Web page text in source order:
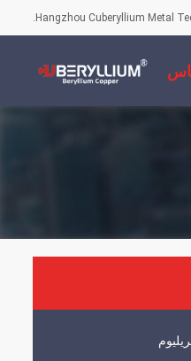
Hangzhou Cuberyllium Metal